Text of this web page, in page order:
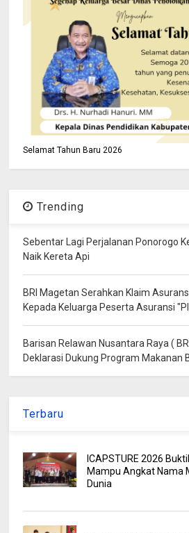
Selamat Tahun Baru 2026
Trending
Sebentar Lagi Perjalanan Ponorogo
Naik Kereta Api
BRI Magetan Serahkan Klaim
Kepada Keluarga Peserta Asuransi
Barisan Relawan Nusantara Raya (
Deklarasi Dukung Program Makanan
Terbaru
ICAPSTURE 2026
Mampu Angkat Nama
Dunia